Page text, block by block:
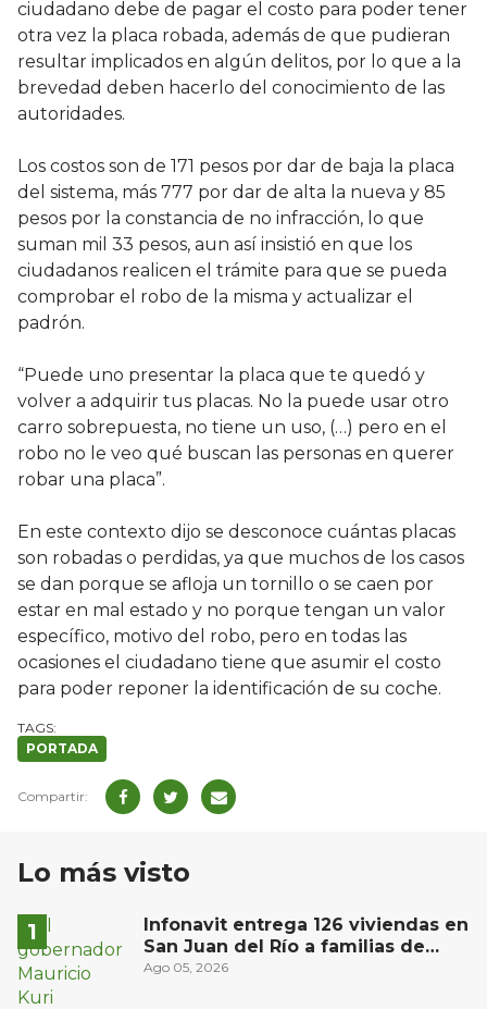
ciudadano debe de pagar el costo para poder tener
otra vez la placa robada, además de que pudieran
resultar implicados en algún delitos, por lo que a la
brevedad deben hacerlo del conocimiento de las
autoridades.
Los costos son de 171 pesos por dar de baja la placa
del sistema, más 777 por dar de alta la nueva y 85
pesos por la constancia de no infracción, lo que
suman mil 33 pesos, aun así insistió en que los
ciudadanos realicen el trámite para que se pueda
comprobar el robo de la misma y actualizar el
padrón.
“Puede uno presentar la placa que te quedó y
volver a adquirir tus placas. No la puede usar otro
carro sobrepuesta, no tiene un uso, (…) pero en el
robo no le veo qué buscan las personas en querer
robar una placa”.
En este contexto dijo se desconoce cuántas placas
son robadas o perdidas, ya que muchos de los casos
se dan porque se afloja un tornillo o se caen por
estar en mal estado y no porque tengan un valor
específico, motivo del robo, pero en todas las
ocasiones el ciudadano tiene que asumir el costo
para poder reponer la identificación de su coche.
PORTADA
Lo más visto
Infonavit entrega 126 viviendas en
San Juan del Río a familias de
bajos ingresos
Ago 05, 2026